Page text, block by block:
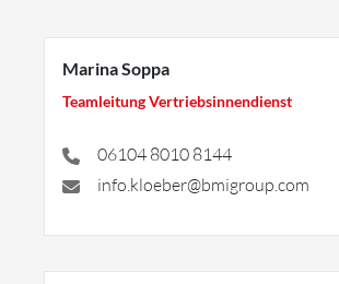
Marina Soppa
Teamleitung Vertriebsinnendienst
06104 8010 8144
info.kloeber@bmigroup.com